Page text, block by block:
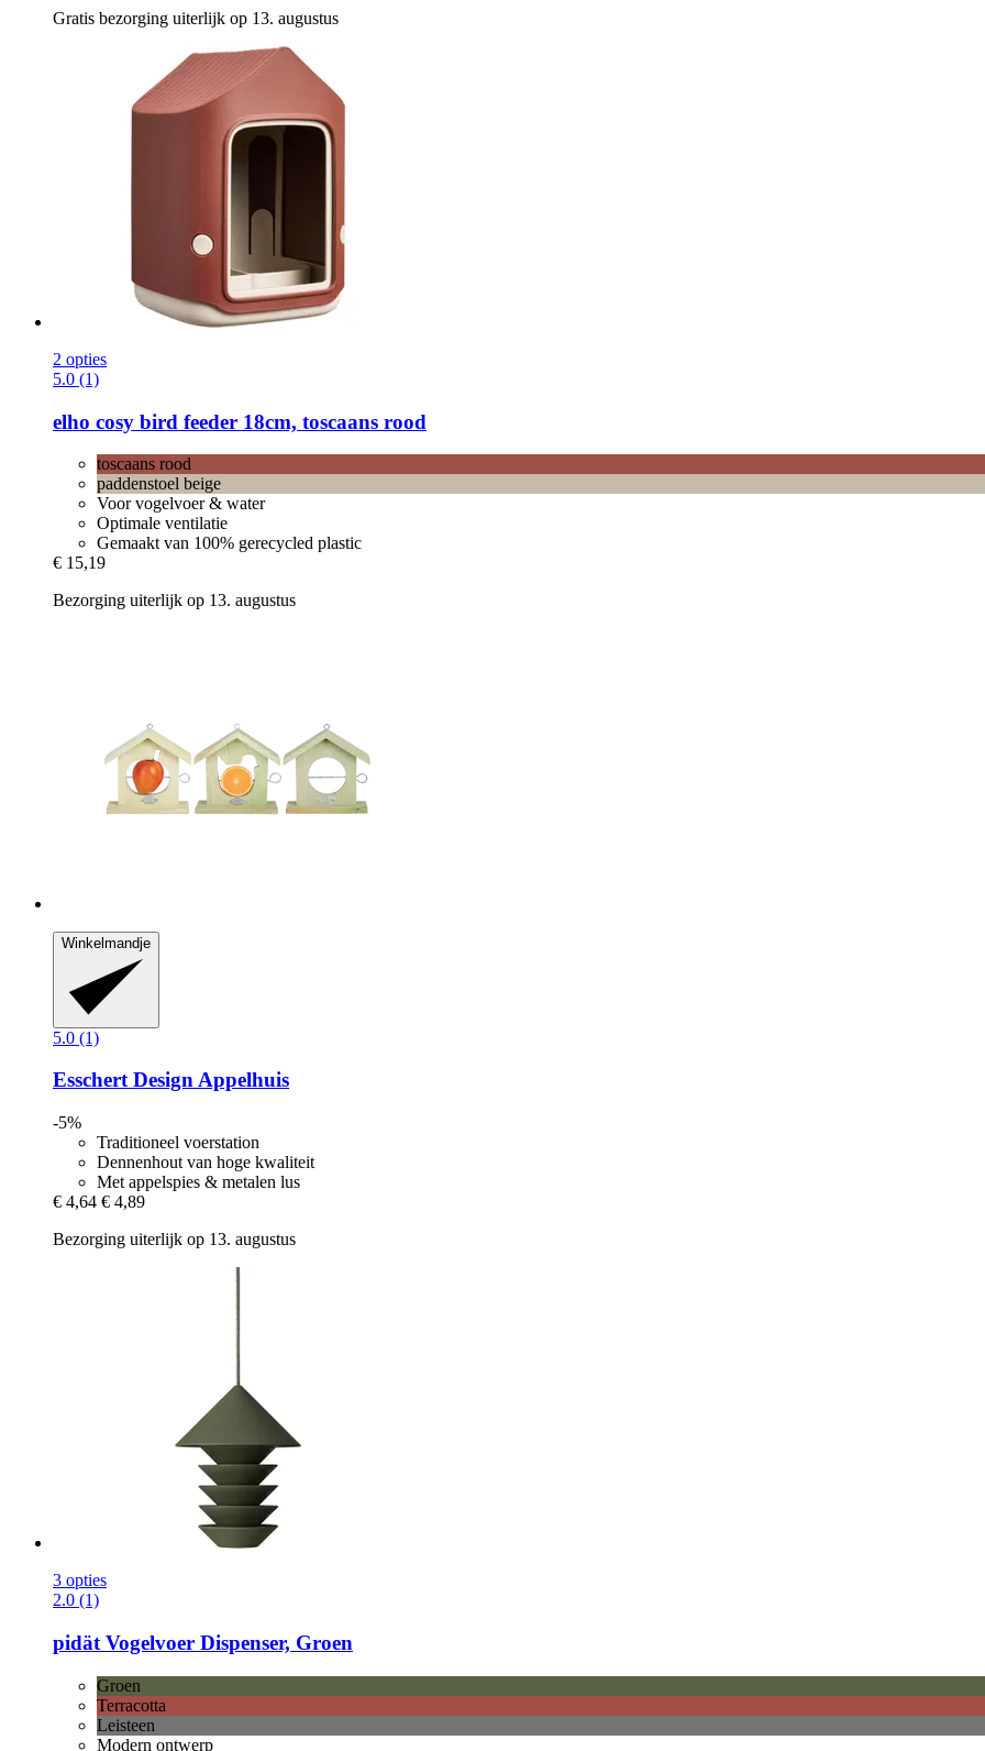
Gratis bezorging uiterlijk op 13. augustus
2 opties
5.0 (1)
elho cosy bird feeder 18cm, toscaans rood
toscaans rood
paddenstoel beige
Voor vogelvoer & water
Optimale ventilatie
Gemaakt van 100% gerecycled plastic
€ 15,19
Bezorging uiterlijk op 13. augustus
Winkelmandje
5.0 (1)
Esschert DesignAppelhuis
-5%
Traditioneel voerstation
Dennenhout van hoge kwaliteit
Met appelspies & metalen lus
€ 4,64 € 4,89
Bezorging uiterlijk op 13. augustus
3 opties
2.0 (1)
pidät Vogelvoer Dispenser, Groen
Groen
Terracotta
Leisteen
Modern ontwerp